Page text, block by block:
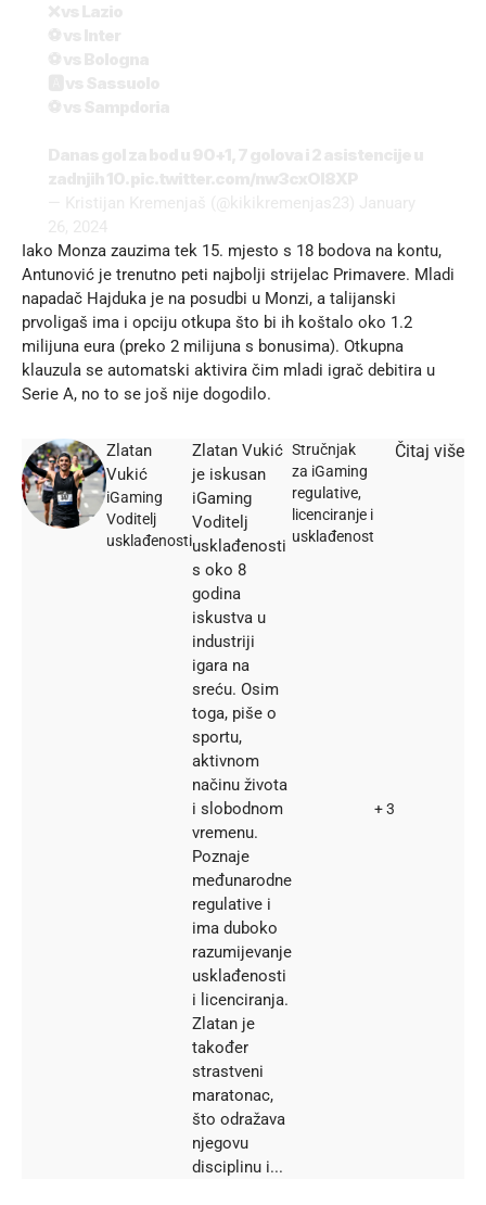
Iako Monza zauzima tek 15. mjesto s 18 bodova na kontu,
Antunović je trenutno peti najbolji strijelac Primavere. Mladi
napadač Hajduka je na posudbi u Monzi, a talijanski
prvoligaš ima i opciju otkupa što bi ih koštalo oko 1.2
milijuna eura (preko 2 milijuna s bonusima). Otkupna
klauzula se automatski aktivira čim mladi igrač debitira u
Serie A, no to se još nije dogodilo.
Zlatan
Vukić
iGaming
Voditelj
usklađenosti
Zlatan Vukić
je iskusan
iGaming
Voditelj
usklađenosti
s oko 8
godina
iskustva u
industriji
igara na
sreću. Osim
toga, piše o
sportu,
aktivnom
načinu života
i slobodnom
vremenu.
Poznaje
međunarodne
regulative i
ima duboko
razumijevanje
usklađenosti
i licenciranja.
Zlatan je
također
strastveni
maratonac,
što odražava
njegovu
disciplinu i...
Stručnjak
za iGaming
regulative,
licenciranje i
usklađenost
+ 3
Čitaj više